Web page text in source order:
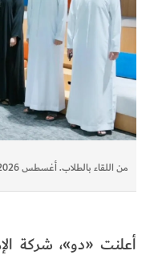
من اللقاء بالطلاب. أغسطس 2026
أعلنت «دو»، شركة